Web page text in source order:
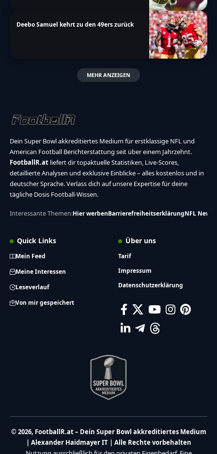
Deebo Samuel kehrt zu den 49ers zurück
MEHR ANZEIGEN
Dein Super Bowl akkreditiertes Medium für erstklassige NFL und
American Football Berichterstattung seit über einem Jahrzehnt.
FootballR.at liefert dir topaktuelle Statistiken, Live-Scores,
detaillierte Analysen und exklusive Einblicke – alles kostenlos und in
deutscher Sprache. Verlass dich auf unsere Expertise für deine
tägliche Dosis Football-Wissen.
Interessante Themen:Hier werbenBarrierefreiheitserklärungNFL News
Quick Links
Mein Feed
Meine Interessen
Leseverlauf
Von mir gespeichert
Über uns
Tarif
Impressum
Datenschutzerklärung
© 2026, FootballR.at – Dein Super Bowl akkreditiertes Medium
| Alexander Haidmayer IT | Alle Rechte vorbehalten